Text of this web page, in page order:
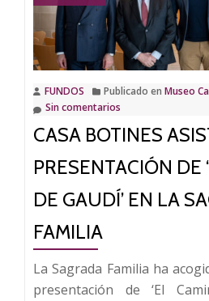
FUNDOS Publicado en Museo
Sin comentarios
CASA BOTINES
PRESENTACIÓN DE
DE GAUDÍ’ EN LA
FAMILIA
La Sagrada Familia ha
presentación de ‘El